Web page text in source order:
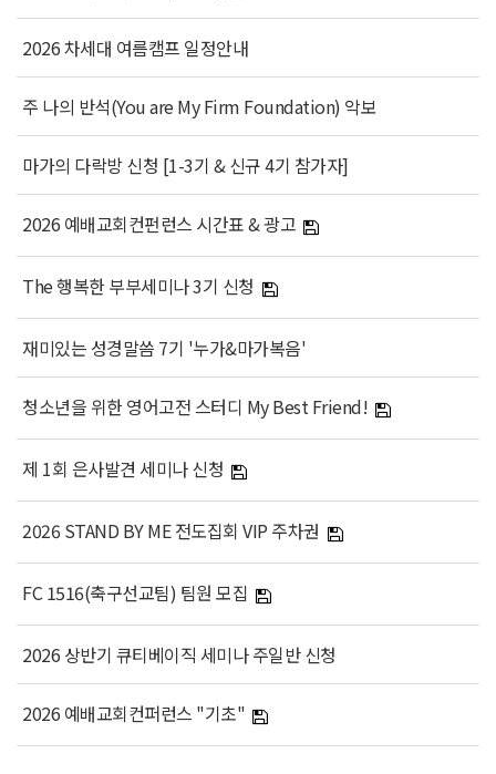
2026 차세대 여름캠프 일정안내
주 나의 반석(You are My Firm Foundation) 악보
마가의 다락방 신청 [1-3기 & 신규 4기 참가자]
2026 예배교회컨펀런스 시간표 & 광고
The 행복한 부부세미나 3기 신청
재미있는 성경말씀 7기 '누가&마가복음'
청소년을 위한 영어고전 스터디 My Best Friend!
제 1회 은사발견 세미나 신청
2026 STAND BY ME 전도집회 VIP 주차권
FC 1516(축구선교팀) 팀원 모집
2026 상반기 큐티베이직 세미나 주일반 신청
2026 예배교회컨퍼런스 "기초"